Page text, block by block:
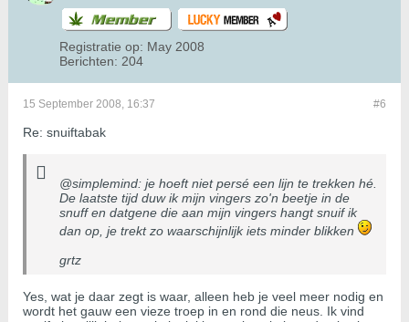
Registratie op: May 2008
Berichten: 204
#6
15 September 2008, 16:37
Re: snuiftabak
@simplemind: je hoeft niet persé een lijn te trekken hé.
De laatste tijd duw ik mijn vingers zo'n beetje in de
snuff en datgene die aan mijn vingers hangt snuif ik
dan op, je trekt zo waarschijnlijk iets minder blikken
grtz
Yes, wat je daar zegt is waar, alleen heb je veel meer nodig en
wordt het gauw een vieze troep in en rond die neus. Ik vind